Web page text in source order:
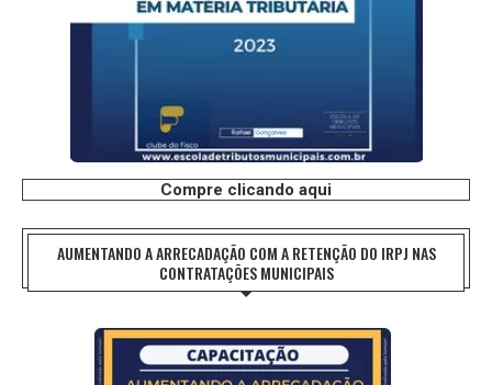
Compre clicando aqui
AUMENTANDO A ARRECADAÇÃO COM A RETENÇÃO DO IRPJ NAS
CONTRATAÇÕES MUNICIPAIS